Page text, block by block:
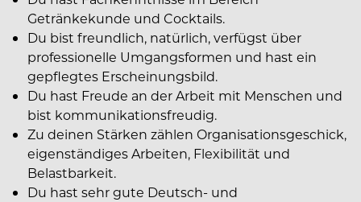
Getränkekunde und Cocktails.
Du bist freundlich, natürlich, verfügst über
professionelle Umgangsformen und hast ein
gepflegtes Erscheinungsbild.
Du hast Freude an der Arbeit mit Menschen und
bist kommunikationsfreudig.
Zu deinen Stärken zählen Organisationsgeschick,
eigenständiges Arbeiten, Flexibilität und
Belastbarkeit.
Du hast sehr gute Deutsch- und